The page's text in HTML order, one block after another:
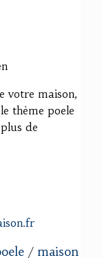
votre maison,
thème poele
de
/ maison